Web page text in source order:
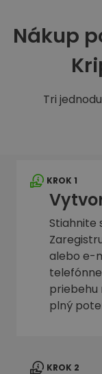
Nákup
Tri
KROK 1
Stiahnite
alebo e-
priebehu
plný
KROK 2